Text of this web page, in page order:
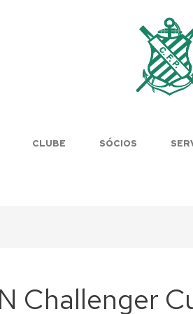
CLUBE SÓCIOS
Challenger